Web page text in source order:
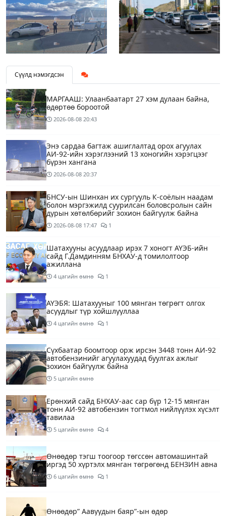
Сүүлд нэмэгдсэн
МАРГААШ: Улаанбаатарт 27 хэм дулаан байна,
өдөртөө бороотой
2026-08-08 20:43
Энэ сардаа багтаж ашиглалтад орох агуулах
АИ-92-ийн хэрэглээний 13 хоногийн хэрэгцээг
бүрэн хангана
2026-08-08 20:37
БНСУ-ын Шинхан их сургууль К-соёлын наадам
болон мэргэжилд суурилсан боловсролын сайн
дурын хөтөлбөрийг зохион байгуулж байна
2026-08-08 17:47 1
Шатахууны асуудлаар ирэх 7 хоногт АҮЭБ-ийн
сайд Г.Дамдинням БНХАУ-д томилолтоор
ажиллана
4 цагийн өмнө 1
АҮЭБЯ: Шатахууныг 100 мянган төгрөгт олгох
асуудлыг түр хойшлууллаа
4 цагийн өмнө 1
Сүхбаатар боомтоор орж ирсэн 3448 тонн АИ-92
автобензинийг агуулахуудад буулгах ажлыг
зохион байгуулж байна
5 цагийн өмнө
Ерөнхий сайд БНХАУ-аас сар бүр 12-15 мянган
тонн АИ-92 автобензин тогтмол нийлүүлэх хүсэлт
тавилаа
5 цагийн өмнө 4
Өнөөдөр тэгш тоогоор төгссөн автомашинтай
иргэд 50 хүртэлх мянган төгрөгөнд БЕНЗИН авна
6 цагийн өмнө 1
Өнөөдөр” Аавуудын баяр”-ын өдөр